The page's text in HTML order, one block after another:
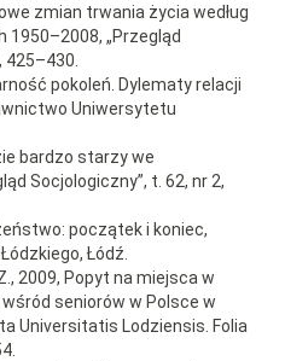
zmian trwania życia według
1950–2008, „Przegląd
425–430.
pokoleń. Dylematy relacji
Uniwersytetu
bardzo starzy we
Socjologiczny”, t. 62, nr 2,
początek i koniec,
Łódź.
2009, Popyt na miejsca w
seniorów w Polsce w
Universitatis Lodziensis. Folia